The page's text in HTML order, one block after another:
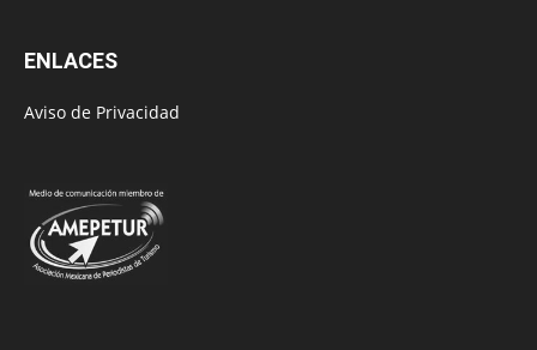
ENLACES
Aviso de Privacidad